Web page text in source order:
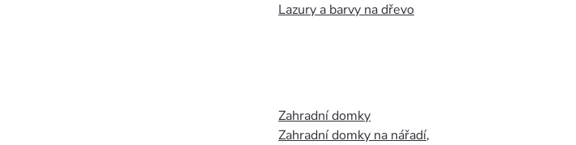
Lazury a barvy na dřevo
Zahradní domky
Zahradní domky na nářadí,